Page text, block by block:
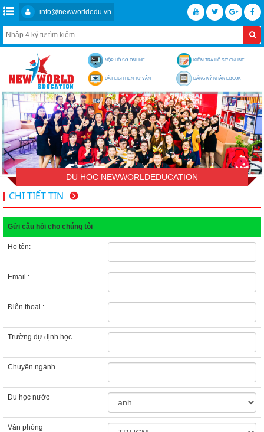
info@newworldedu.vn
NỘP HỒ SƠ ONLINE KIỂM TRA HỒ SƠ ONLINE
ĐẶT LỊCH HẸN TƯ VẤN ĐĂNG KÝ NHẬN EBOOK
DU HỌC NEWWORLDEDUCATION
CHI TIẾT TIN
Gửi câu hỏi cho chúng tôi
Họ tên:
Email :
Điện thoại :
Trường dự định học
Chuyên ngành
Du học nước
Văn phòng